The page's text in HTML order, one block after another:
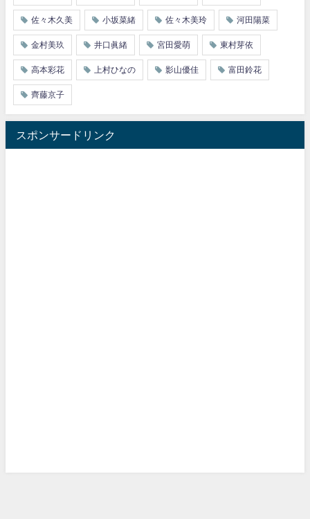
佐々木久美 小坂菜緒 佐々木美玲 河田陽菜
金村美玖 井口眞緒 宮田愛萌 東村芽依
高本彩花 上村ひなの 影山優佳 富田鈴花
齊藤京子
スポンサードリンク